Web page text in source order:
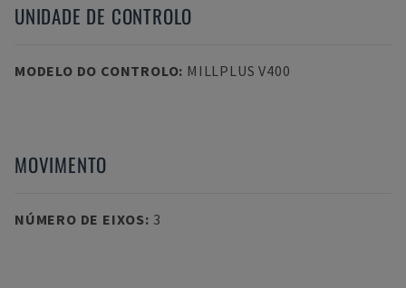
UNIDADE DE CONTROLO
MODELO DO CONTROLO: MILLPLUS V400
MOVIMENTO
NÚMERO DE EIXOS: 3